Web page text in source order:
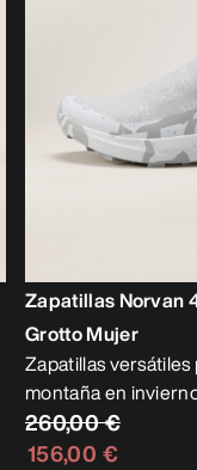
Zapatillas Norvan
Grotto Mujer
Zapatillas
montaña en
260,00 €
156,00 €